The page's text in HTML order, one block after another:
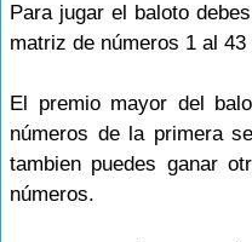
Para jugar el baloto
matriz de números 1 al
El premio mayor del
números de la primera
tambien puedes ganar
números.